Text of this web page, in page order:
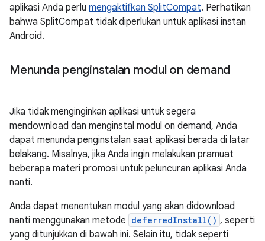
aplikasi Anda perlu mengaktifkan SplitCompat. Perhatikan
bahwa SplitCompat tidak diperlukan untuk aplikasi instan
Android.
Menunda penginstalan modul on demand
Jika tidak menginginkan aplikasi untuk segera
mendownload dan menginstal modul on demand, Anda
dapat menunda penginstalan saat aplikasi berada di latar
belakang. Misalnya, jika Anda ingin melakukan pramuat
beberapa materi promosi untuk peluncuran aplikasi Anda
nanti.
Anda dapat menentukan modul yang akan didownload
nanti menggunakan metode deferredInstall() , seperti
yang ditunjukkan di bawah ini. Selain itu, tidak seperti